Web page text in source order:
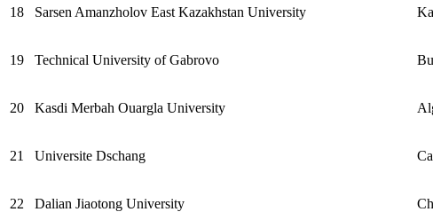
18 Sarsen Amanzholov East Kazakhstan University
19 Technical University of Gabrovo
20 Kasdi Merbah Ouargla University
21 Universite Dschang
22 Dalian Jiaotong University